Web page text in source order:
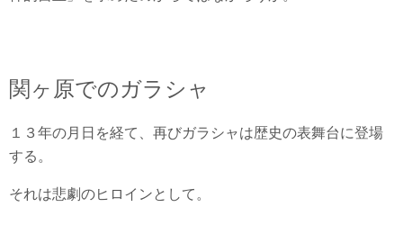
関ヶ原でのガラシャ
１３年の月日を経て、再びガラシャは歴史の表舞台に登場
する。
それは悲劇のヒロインとして。